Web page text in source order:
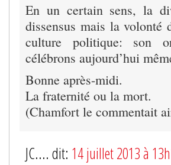
En un certain sens, la
dissensus mais la volonté
culture politique: son
célébrons aujourd’hui
Bonne après-midi.
La fraternité ou la mort.
(Chamfort le commentait
JC.... dit: 14 juillet 2013 à